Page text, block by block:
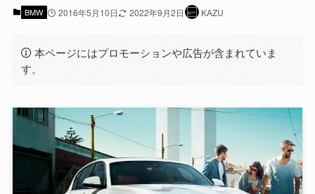
BMW 2016年5月10日 2022年9月2日 KAZU
本ページにはプロモーションや広告が含まれていま
す。